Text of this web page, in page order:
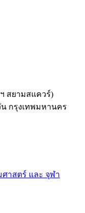
สยามสแควร์)
กรุงเทพมหานคร
ศาสตร์ และ จุฬา